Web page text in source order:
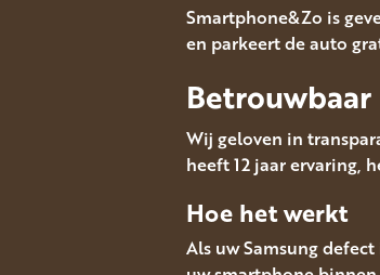
Smartphone&Zo is
en parkeert de auto
Betrouwbaar
Wij geloven in
heeft 12 jaar ervaring,
Hoe het werkt
Als uw Samsung